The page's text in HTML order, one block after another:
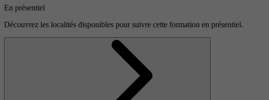
En présentiel
Découvrez les localités disponibles pour suivre cette formation en présentiel.